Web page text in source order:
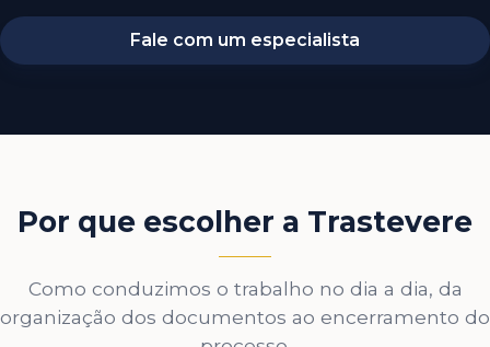
Fale com um especialista
Por que escolher a Trastevere
Como conduzimos o trabalho no dia a dia, da
organização dos documentos ao encerramento do